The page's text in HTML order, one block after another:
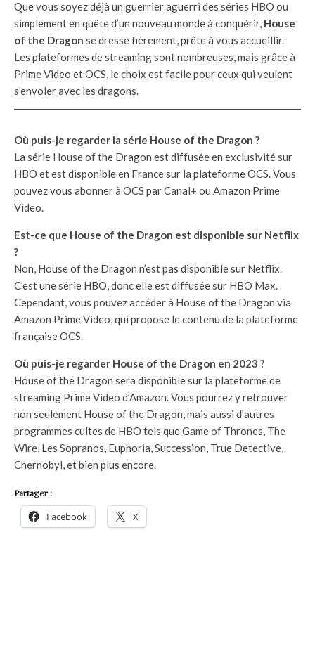
Que vous soyez déjà un guerrier aguerri des séries HBO ou
simplement en quête d’un nouveau monde à conquérir, House
of the Dragon se dresse fièrement, prête à vous accueillir.
Les plateformes de streaming sont nombreuses, mais grâce à
Prime Video et OCS, le choix est facile pour ceux qui veulent
s’envoler avec les dragons.
Où puis-je regarder la série House of the Dragon ?
La série House of the Dragon est diffusée en exclusivité sur
HBO et est disponible en France sur la plateforme OCS. Vous
pouvez vous abonner à OCS par Canal+ ou Amazon Prime
Video.
Est-ce que House of the Dragon est disponible sur Netflix
?
Non, House of the Dragon n’est pas disponible sur Netflix.
C’est une série HBO, donc elle est diffusée sur HBO Max.
Cependant, vous pouvez accéder à House of the Dragon via
Amazon Prime Video, qui propose le contenu de la plateforme
française OCS.
Où puis-je regarder House of the Dragon en 2023 ?
House of the Dragon sera disponible sur la plateforme de
streaming Prime Video d’Amazon. Vous pourrez y retrouver
non seulement House of the Dragon, mais aussi d’autres
programmes cultes de HBO tels que Game of Thrones, The
Wire, Les Sopranos, Euphoria, Succession, True Detective,
Chernobyl, et bien plus encore.
Partager :
Facebook X